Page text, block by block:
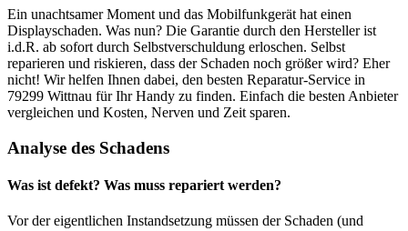
Ein unachtsamer Moment und das Mobilfunkgerät hat einen
Displayschaden. Was nun? Die Garantie durch den Hersteller ist
i.d.R. ab sofort durch Selbstverschuldung erloschen. Selbst
reparieren und riskieren, dass der Schaden noch größer wird? Eher
nicht! Wir helfen Ihnen dabei, den besten Reparatur-Service in
79299 Wittnau für Ihr Handy zu finden. Einfach die besten Anbieter
vergleichen und Kosten, Nerven und Zeit sparen.
Analyse des Schadens
Was ist defekt? Was muss repariert werden?
Vor der eigentlichen Instandsetzung müssen der Schaden (und